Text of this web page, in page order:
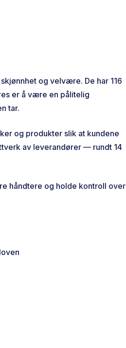
og velvære. De har 116
er å være en pålitelig
tar.
og produkter slik at kundene
av leverandører — rundt 14
håndtere og holde kontroll over